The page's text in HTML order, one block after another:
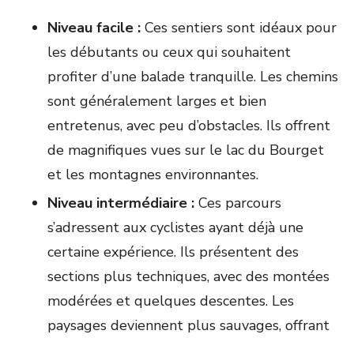
Niveau facile : Ces sentiers sont idéaux pour
les débutants ou ceux qui souhaitent
profiter d’une balade tranquille. Les chemins
sont généralement larges et bien
entretenus, avec peu d’obstacles. Ils offrent
de magnifiques vues sur le lac du Bourget
et les montagnes environnantes.
Niveau intermédiaire : Ces parcours
s’adressent aux cyclistes ayant déjà une
certaine expérience. Ils présentent des
sections plus techniques, avec des montées
modérées et quelques descentes. Les
paysages deviennent plus sauvages, offrant